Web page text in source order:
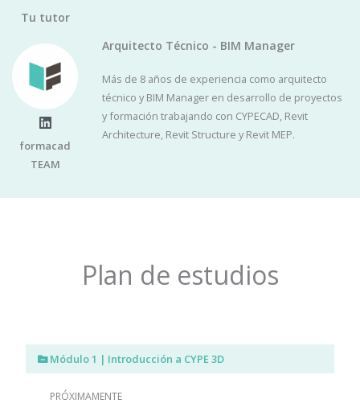
Tu tutor
L
i
n
k
d
formacad
TEAM
Arquitecto Técnico - BIM Manager
Más de 8 años de experiencia como arquitecto
técnico y BIM Manager en desarrollo de proyectos
y formación trabajando con CYPECAD, Revit
Architecture, Revit Structure y Revit MEP.
Plan de estudios
Módulo 1 | Introducción a CYPE 3D
PRÓXIMAMENTE